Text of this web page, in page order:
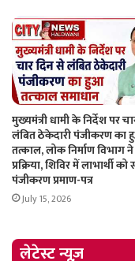
मुख्यमंत्री धामी के निर्देश पर
लंबित ठेकेदारी पंजीकरण का
तत्काल, लोक निर्माण विभाग
प्रक्रिया, शिविर में लाभार्थी
पंजीकरण प्रमाण-पत्र
July 15, 2026
लेटेस्ट न्यूज़